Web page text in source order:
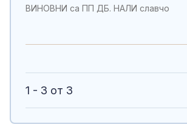
ВИНОВНИ са ПП ДБ. НАЛИ славчо
1 - 3 от 3